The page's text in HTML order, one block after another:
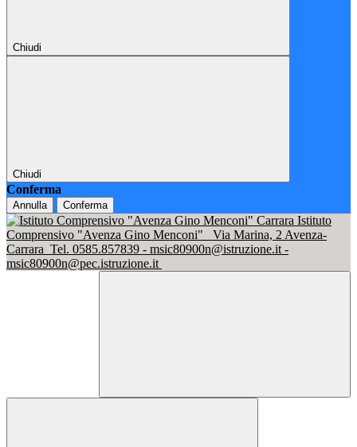
Chiudi
Chiudi
Conferma
Annulla Conferma
Istituto
Comprensivo "Avenza Gino Menconi"
Via Marina, 2 Avenza-
Carrara Tel. 0585.857839 - msic80900n@istruzione.it -
msic80900n@pec.istruzione.it